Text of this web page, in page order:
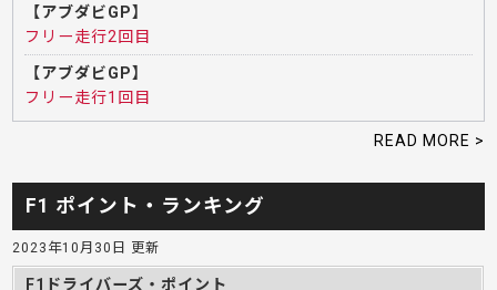
【アブダビGP】
フリー走行2回目
【アブダビGP】
フリー走行1回目
READ MORE >
F1 ポイント・ランキング
2023年10月30日 更新
F1ドライバーズ・ポイント